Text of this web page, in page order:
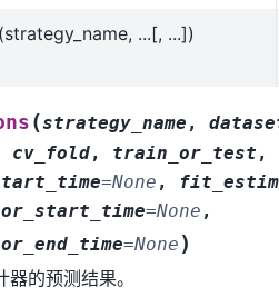
(strategy_name, ...[, ...])
(strategy_name ,
cv_fold, train_or_test ,
=None ,
=None ,
=None )
的预测结果。